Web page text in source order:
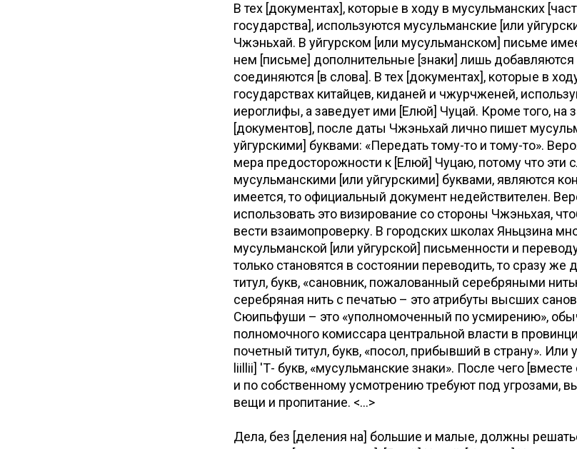
В тех [документах], которые в ходу в мусульманских
государства], используются мусульманские [или
Чжэньхай. В уйгурском [или мусульманском] письме
нем [письме] дополнительные [знаки] лишь добавляются
соединяются [в слова]. В тех [документах], которые в
государствах китайцев, киданей и чжурчженей,
иероглифы, а заведует ими [Елюй] Чуцай. Кроме того, на
[документов], после даты Чжэньхай лично пишет
уйгурскими] буквами: «Передать тому-то и тому-то».
мера предосторожности к [Елюй] Чуцаю, потому что эти
мусульманскими [или уйгурскими] буквами, являются
имеется, то официальный документ недействителен.
использовать это визирование со стороны Чжэньхая,
вести взаимопроверку. В городских школах Яньцзина
мусульманской [или уйгурской] письменности и
только становятся в состоянии переводить, то сразу же
титул, букв, «сановник, пожалованный серебряными
серебряная нить с печатью – это атрибуты высших
Сюипьфуши – это «уполномоченный по усмирению»,
полномочного комиссара центральной власти в
почетный титул, букв, «посол, прибывший в страну». Или
liillii] 'Т- букв, «мусульманские знаки». После чего
и по собственному усмотрению требуют под угрозами,
вещи и пропитание. <...>
Дела, без [деления на] большие и малые, должны